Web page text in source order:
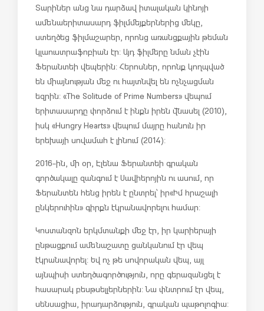
Տարիներ անց նա դարձավ իտալական կինոյի
ամենաերիտասարդ ֆիլմմեյքերներից մեկը,
ստեղծեց ֆիլմաշարեր, որոնց առանցքային թեման
կլաուստրաֆոբիան էր: Այդ ֆիլմերը նման չէին
Ֆերանտեի վեպերին: Հերոսներ, որոնք կողպված
են միայնության մեջ ու հայտնվել են ոչնչացման
եզրին: «The Solitude of Prime Numbers» վեպում
երիտասարդը փորձում է ինքն իրեն վնասել (2010),
իսկ «Hungry Hearts» վեպում մայրը հանուն իր
երեխայի սովամահ է լինում (2014):
2016-ին, մի օր, Էլենա Ֆերանտեի գրական
գործակալը զանգում է Սավիերոյին ու ասում, որ
Ֆերանտեն հենց իրեն է ընտրել՝ իր «Իմ հրաշալի
ընկերուհին» գիրքն էկրանավորելու համար:
Կոստանզոն երկմտանքի մեջ էր, իր կարիերայի
ընթացքում ամենաշատը ցանկանում էր վեպ
էկրանավորել: Եվ ոչ թե սովորական վեպ, այլ
այնպիսի ստեղծագործություն, որը գերազանցել է
հասարակ բեսթսելլերներին: Նա փնտրում էր վեպ,
սենսացիա, իրադարձություն, գրական պաթոլոգիա: